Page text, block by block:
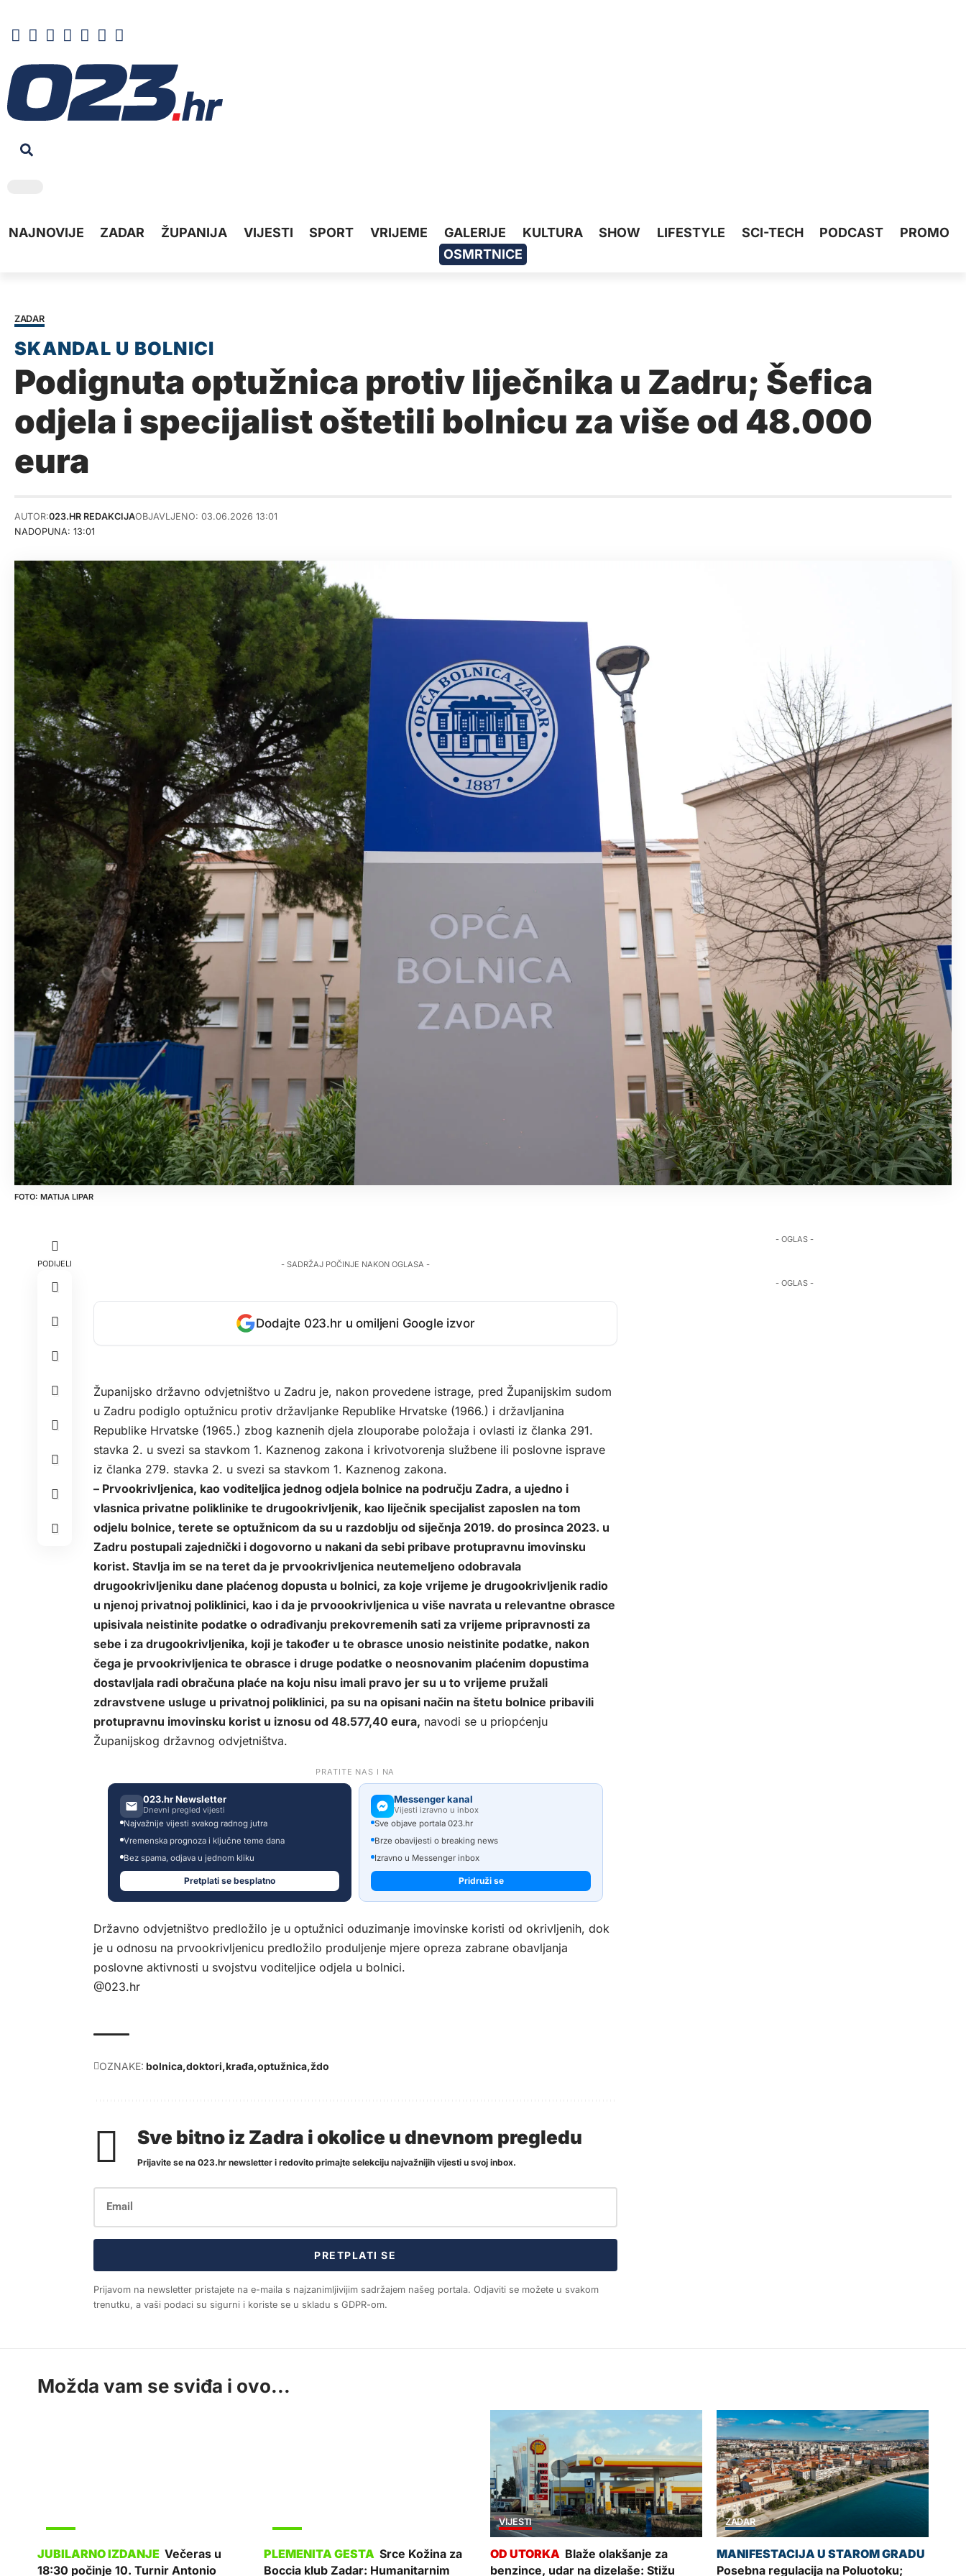
NAJNOVIJE ZADAR ŽUPANIJA VIJESTI SPORT VRIJEME GALERIJE KULTURA SHOW LIFESTYLE SCI-TECH PODCAST
PROMO
OSMRTNICE
ZADAR
Podignuta optužnica protiv liječnika u Zadru; Šefica
odjela i specijalist oštetili bolnicu za više od 48.000
eura
NADOPUNA: 13:01
AUTOR:023.HR REDAKCIJAOBJAVLJENO: 03.06.2026 13:01
MATIJA LIPAR
PODIJELI - SADRŽAJ POČINJE NAKON OGLASA -
Dodajte 023.hr u omiljeni Google izvor
Županijsko državno odvjetništvo u Zadru je, nakon provedene istrage, pred Županijskim sudom
u Zadru podiglo optužnicu protiv državljanke Republike Hrvatske (1966.) i državljanina
Republike Hrvatske (1965.) zbog kaznenih djela zlouporabe položaja i ovlasti iz članka 291.
stavka 2. u svezi sa stavkom 1. Kaznenog zakona i krivotvorenja službene ili poslovne isprave
iz članka 279. stavka 2. u svezi sa stavkom 1. Kaznenog zakona.
– Prvookrivljenica, kao voditeljica jednog odjela bolnice na području Zadra, a ujedno i
vlasnica privatne poliklinike te drugookrivljenik, kao liječnik specijalist zaposlen na tom
odjelu bolnice, terete se optužnicom da su u razdoblju od siječnja 2019. do prosinca 2023. u
Zadru postupali zajednički i dogovorno u nakani da sebi pribave protupravnu imovinsku
korist. Stavlja im se na teret da je prvookrivljenica neutemeljeno odobravala
drugookrivljeniku dane plaćenog dopusta u bolnici, za koje vrijeme je drugookrivljenik radio
u njenoj privatnoj poliklinici, kao i da je prvoookrivljenica u više navrata u relevantne obrasce
upisivala neistinite podatke o odrađivanju prekovremenih sati za vrijeme pripravnosti za
sebe i za drugookrivljenika, koji je također u te obrasce unosio neistinite podatke, nakon
čega je prvookrivljenica te obrasce i druge podatke o neosnovanim plaćenim dopustima
dostavljala radi obračuna plaće na koju nisu imali pravo jer su u to vrijeme pružali
zdravstvene usluge u privatnoj poliklinici, pa su na opisani način na štetu bolnice pribavili
protupravnu imovinsku korist u iznosu od 48.577,40 eura, navodi se u priopćenju
Županijskog državnog odvjetništva.
PRATITE NAS I NA
023.hr Newsletter
Dnevni pregled vijesti
Najvažnije vijesti svakog radnog jutra
Vremenska prognoza i ključne teme dana
Bez spama, odjava u jednom kliku
Pretplati se besplatno
Messenger kanal
Vijesti izravno u inbox
Sve objave portala 023.hr
Brze obavijesti o breaking news
Izravno u Messenger inbox
Pridruži se
Državno odvjetništvo predložilo je u optužnici oduzimanje imovinske koristi od okrivljenih, dok
je u odnosu na prvookrivljenicu predložilo produljenje mjere opreza zabrane obavljanja
poslovne aktivnosti u svojstvu voditeljice odjela u bolnici.
@023.hr
OZNAKE: bolnica doktori krađa optužnica ždo
Sve bitno iz Zadra i okolice u dnevnom pregledu
Prijavite se na 023.hr newsletter i redovito primajte selekciju najvažnijih vijesti u svoj inbox.
PRETPLATI SE
Prijavom na newsletter pristajete na e-maila s najzanimljivijim sadržajem našeg portala. Odjaviti se možete u svakom
trenutku, a vaši podaci su sigurni i koriste se u skladu s GDPR-om.
- OGLAS -
- OGLAS -
Možda vam se sviđa i ovo...
Večeras u
18:30 počinje 10. Turnir Antonio
Srce Kožina za
Boccia klub Zadar: Humanitarnim
VIJESTI
Blaže olakšanje za
benzince, udar na dizelaše: Stižu
ZADAR
Posebna regulacija na Poluotoku;